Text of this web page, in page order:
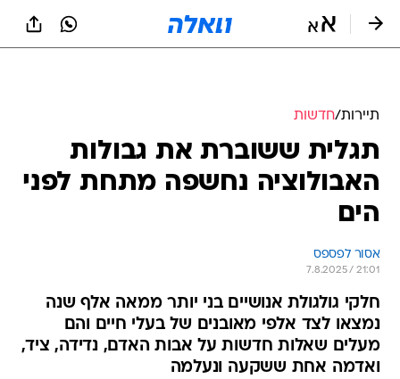
תיירות/חדשות
תגלית ששוברת את גבולות
האבולוציה נחשפה מתחת לפני
הים
אסור לפספס
7.8.2025 / 21:01
חלקי גולגולת אנושיים בני יותר ממאה אלף שנה
נמצאו לצד אלפי מאובנים של בעלי חיים והם
מעלים שאלות חדשות על אבות האדם, נדידה, ציד,
ואדמה אחת ששקעה ונעלמה